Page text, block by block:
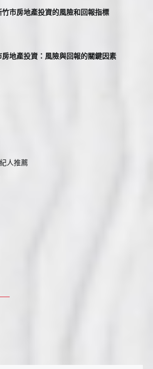
竹市房地產投資的風險和回報指標
房地產投資：風險與回報的關鍵因素
人推薦